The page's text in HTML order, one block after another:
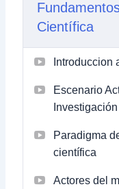
Científica
Introduccion
Escenario
Investigación
Paradigma
científica
Actores del